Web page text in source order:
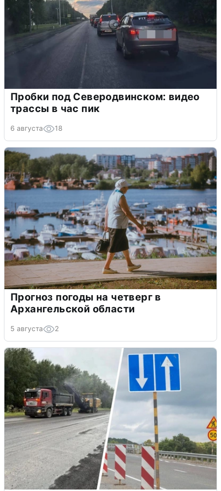
Пробки под Северодвинском: видео
трассы в час пик
6 августа 18
Прогноз погоды на четверг в
Архангельской области
5 августа 2